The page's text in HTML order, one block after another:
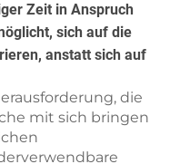
Zeit in Anspruch
sich auf die
anstatt sich auf
die
mit sich bringen